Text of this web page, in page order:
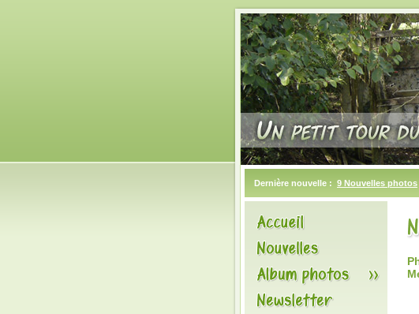
Dernière nouvelle : 9 Nouvelles photos